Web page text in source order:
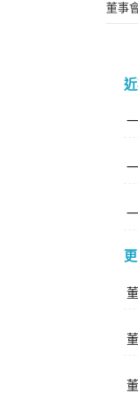
董事